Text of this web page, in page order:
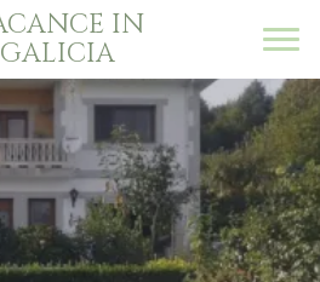
IN
GALICIA